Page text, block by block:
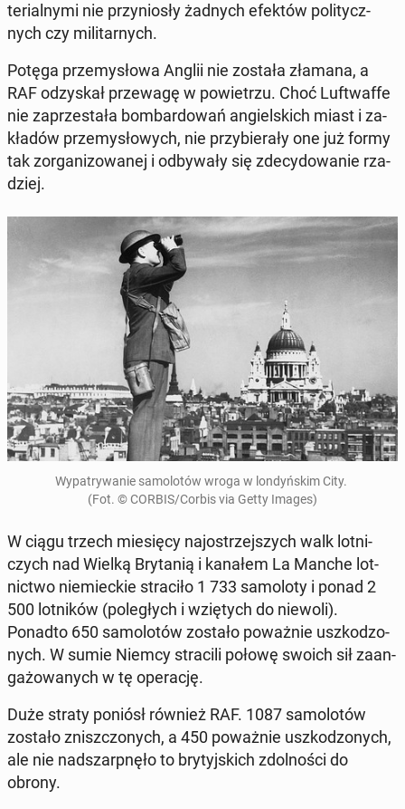
te­rial­ny­mi nie przy­nio­sły żadnych efektów po­li­tycz­
nych czy mi­li­tar­nych.
Potęga prze­my­sło­wa Anglii nie została złamana, a
RAF od­zy­skał prze­wa­gę w po­wie­trzu. Choć Luft­waf­fe
nie za­prze­sta­ła bom­bar­do­wań an­giel­skich miast i za­
kła­dów prze­my­sło­wych, nie przy­bie­ra­ły one już formy
tak zor­ga­ni­zo­wa­nej i od­by­wa­ły się zde­cy­do­wa­nie rza­
dziej.
Wy­pa­try­wa­nie sa­mo­lo­tów wroga w lon­dyń­skim City.
(Fot. © CORBIS/Corbis via Getty Images)
W ciągu trzech mie­się­cy naj­ostrzej­szych walk lot­ni­
czych nad Wielką Bry­ta­nią i kanałem La Manche lot­
nic­two nie­miec­kie stra­ci­ło 1 733 sa­mo­lo­ty i ponad 2
500 lot­ni­ków (po­le­głych i wzię­tych do niewoli).
Ponadto 650 sa­mo­lo­tów zostało po­waż­nie uszko­dzo­
nych. W sumie Niemcy stra­ci­li połowę swoich sił za­an­
ga­żo­wa­nych w tę ope­ra­cję.
Duże straty poniósł również RAF. 1087 sa­mo­lo­tów
zostało znisz­czo­nych, a 450 po­waż­nie uszko­dzo­nych,
ale nie nad­szarp­nę­ło to bry­tyj­skich zdol­no­ści do
obrony.